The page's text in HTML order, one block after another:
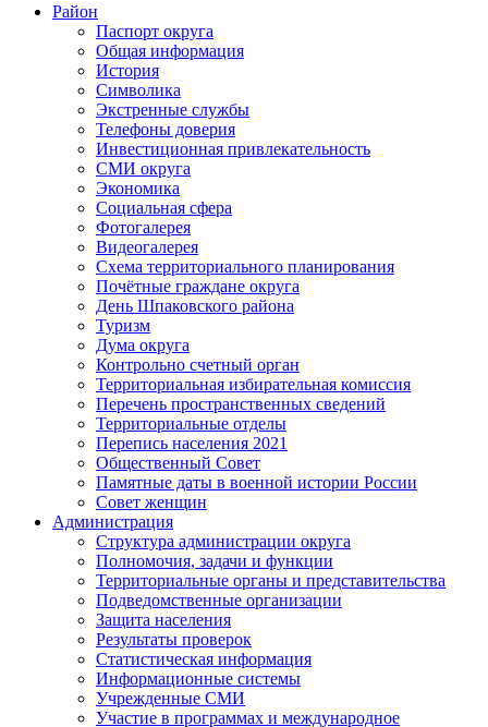
Район
Паспорт округа
Общая информация
История
Символика
Экстренные службы
Телефоны доверия
Инвестиционная привлекательность
СМИ округа
Экономика
Социальная сфера
Фотогалерея
Видеогалерея
Схема территориального планирования
Почётные граждане округа
День Шпаковского района
Туризм
Дума округа
Контрольно счетный орган
Территориальная избирательная комиссия
Перечень пространственных сведений
Территориальные отделы
Перепись населения 2021
Общественный Совет
Памятные даты в военной истории России
Совет женщин
Администрация
Структура администрации округа
Полномочия, задачи и функции
Территориальные органы и представительства
Подведомственные организации
Защита населения
Результаты проверок
Статистическая информация
Информационные системы
Учрежденные СМИ
Участие в программах и международное